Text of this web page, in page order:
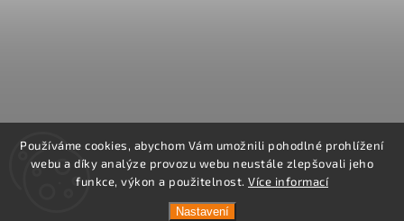
Používáme cookies, abychom Vám umožnili pohodlné prohlížení
webu a díky analýze provozu webu neustále zlepšovali jeho
funkce, výkon a použitelnost. Více informací
Nastavení